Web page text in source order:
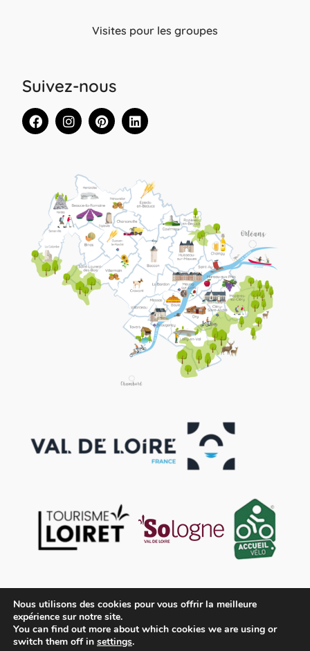
Visites pour les groupes
Suivez-nous
Contact Mentions légales
Nous utilisons des cookies pour vous offrir la meilleure
expérience sur notre site.
You can find out more about which cookies we are using or
switch them off in settings.